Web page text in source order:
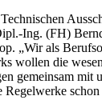
Ing. (FH)
„Wir als
wollen die
gemeinsam mit
Regelwerke